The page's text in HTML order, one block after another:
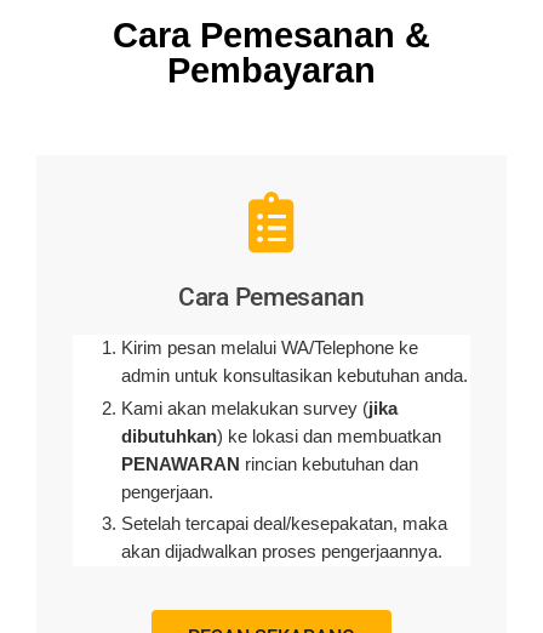
Cara Pemesanan &
Pembayaran
Cara Pemesanan
Kirim pesan melalui WA/Telephone ke
admin untuk konsultasikan kebutuhan anda.
Kami akan melakukan survey (jika
dibutuhkan) ke lokasi dan membuatkan
PENAWARAN rincian kebutuhan dan
pengerjaan.
Setelah tercapai deal/kesepakatan, maka
akan dijadwalkan proses pengerjaannya.